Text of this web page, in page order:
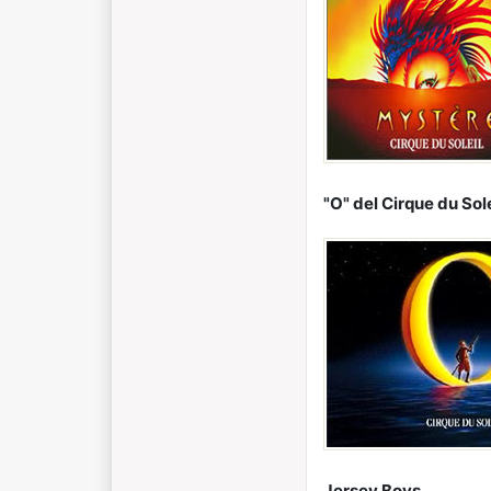
"O" del Cirque du